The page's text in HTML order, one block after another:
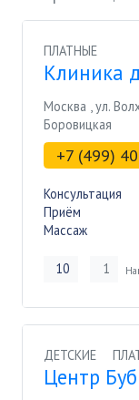
ПЛАТНЫЕ
Клиника
Москва ул.
Боровицкая
+7 (499)
Консультация
Приём
Массаж
10 1
ДЕТСКИЕ
Центр